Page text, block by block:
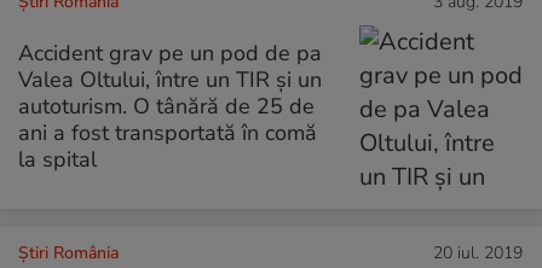
Accident grav pe un pod de pa
Valea Oltului, între un TIR și un
autoturism. O tânără de 25 de
ani a fost transportată în comă
la spital
Știri România 20 iul. 2019